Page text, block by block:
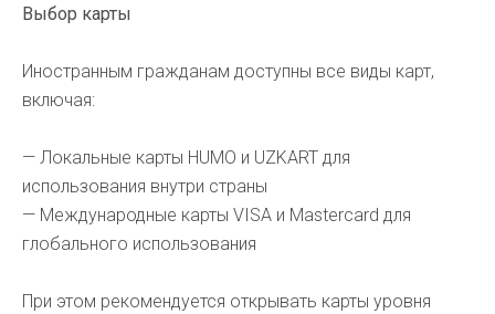
Выбор карты
Иностранным гражданам доступны все виды карт,
включая:
— Локальные карты HUMO и UZKART для
использования внутри страны
— Международные карты VISA и Mastercard для
глобального использования
При этом рекомендуется открывать карты уровня